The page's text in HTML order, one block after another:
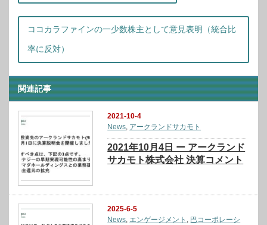
ココカラファインの一少数株主として意見表明（統合比
率に反対）
関連記事
2021-10-4
News アークランドサカモト
2021年10月4日 ー アークランド
サカモト株式会社 決算コメント
2025-6-5
News, エンゲージメント , 巴コーポレーシ